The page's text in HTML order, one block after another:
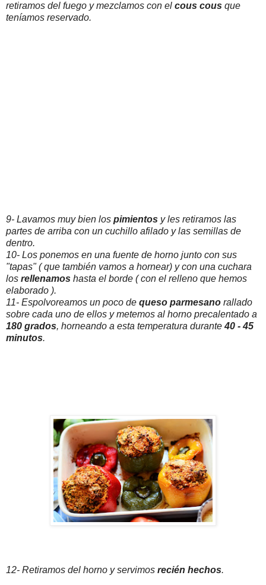
retiramos del fuego y mezclamos con el cous cous que
teníamos reservado.
9- Lavamos muy bien los pimientos y les retiramos las
partes de arriba con un cuchillo afilado y las semillas de
dentro.
10- Los ponemos en una fuente de horno junto con sus
"tapas" ( que también vamos a hornear) y con una cuchara
los rellenamos hasta el borde ( con el relleno que hemos
elaborado ).
11- Espolvoreamos un poco de queso parmesano rallado
sobre cada uno de ellos y metemos al horno precalentado a
180 grados, horneando a esta temperatura durante40 - 45
minutos.
12- Retiramos del horno y servimos recién hechos.